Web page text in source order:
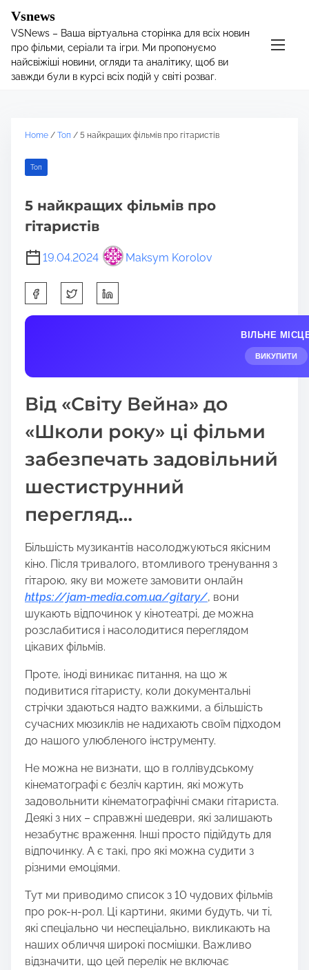
Vsnews
VSNews – Ваша віртуальна сторінка для всіх новин
про фільми, серіали та ігри. Ми пропонуємо
найсвіжіші новини, огляди та аналітику, щоб ви
завжди були в курсі всіх подій у світі розваг.
Home / Toп / 5 найкращих фільмів про гітаристів
Toп
5 найкращих фільмів про
гітаристів
19.04.2024 Maksym Korolov
h
a
t
p
o
n
ВІЛЬНЕ
ВИКУПИТИ
Від «Світу Вейна» до
«Школи року» ці фільми
забезпечать задовільний
шестиструнний
перегляд…
Більшість музикантів насолоджуються якісним
кіно. Після тривалого, втомливого тренування з
гітарою, яку ви можете замовити онлайн
https://jam-media.com.ua/gitary/, вони
шукають відпочинок у кінотеатрі, де можна
розслабитися і насолодитися переглядом
цікавих фільмів.
Проте, іноді виникає питання, на що ж
подивитися гітаристу, коли документальні
стрічки здаються надто важкими, а більшість
сучасних мюзиклів не надихають своїм підходом
до нашого улюбленого інструменту.
Не можна не визнати, що в голлівудському
кінематографі є безліч картин, які можуть
задовольнити кінематографічні смаки гітариста.
Деякі з них – справжні шедеври, які залишають
незабутнє враження. Інші просто підійдуть для
відпочинку. А є такі, про які можна судити з
різними емоціями.
Тут ми приводимо список з 10 чудових фільмів
про рок-н-рол. Ці картини, якими будуть, чи ті,
які спеціально чи неспеціально, викликають на
наших обличчя широкі посмішки. Важливо
відзначити, що цей перелік не включає